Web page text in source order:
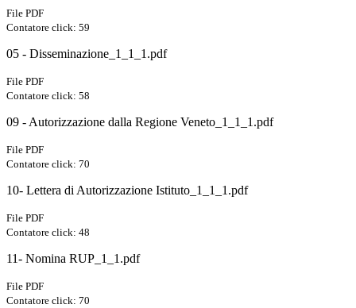
File PDF
Contatore click: 59
05 - Disseminazione_1_1_1.pdf
File PDF
Contatore click: 58
09 - Autorizzazione dalla Regione Veneto_1_1_1.pdf
File PDF
Contatore click: 70
10- Lettera di Autorizzazione Istituto_1_1_1.pdf
File PDF
Contatore click: 48
11- Nomina RUP_1_1.pdf
File PDF
Contatore click: 70